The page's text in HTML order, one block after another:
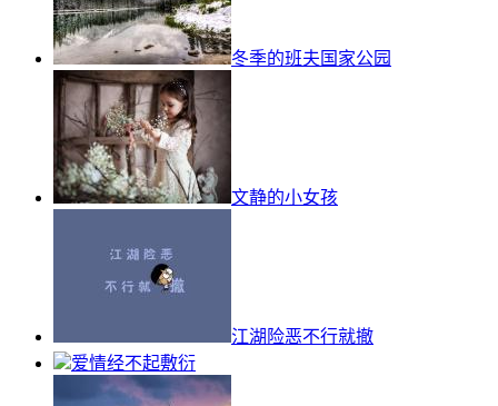
冬季的班夫国家公园
文静的小女孩
江湖险恶不行就撤
爱情经不起敷衍